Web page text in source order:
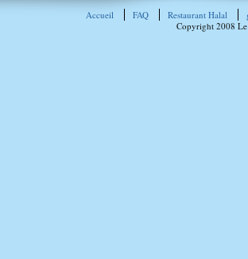
Accueil FAQ Restaurant Halal
Copyright 2008